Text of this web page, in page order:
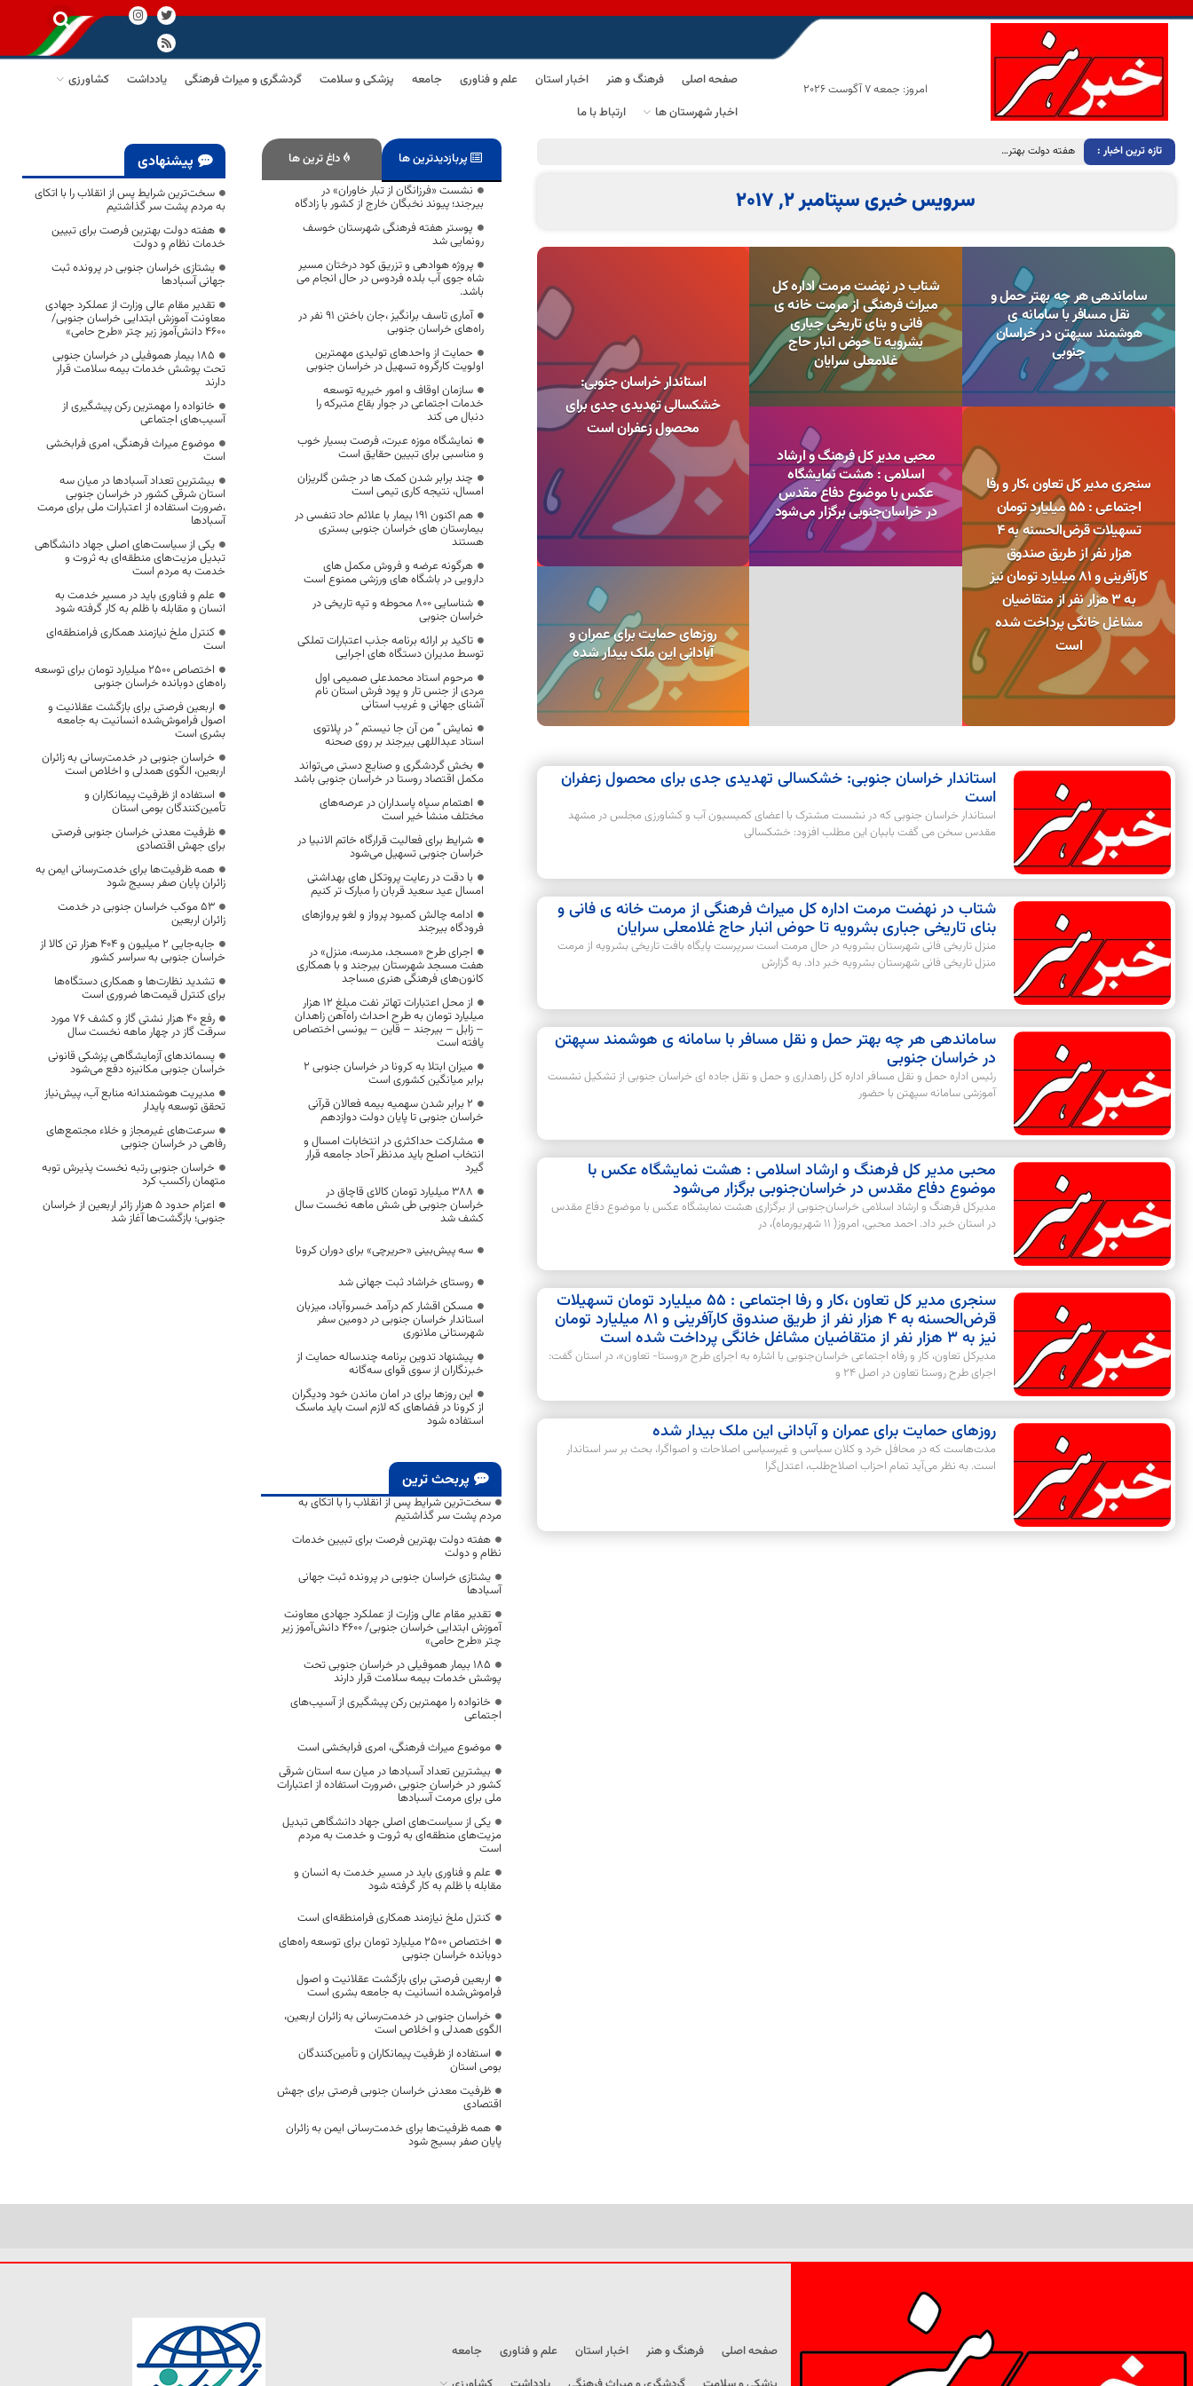
امروز: جمعه 7 آگوست 2026
صفحه اصلی فرهنگ و هنر اخبار استان علم و فناوری جامعه پزشکی و سلامت گردشگری و میراث فرهنگی یادداشت
کشاورزی
اخبار شهرستان ها
ارتباط با ما
تازه ترین اخبار : هفته دولت بهترین فرصت برای تبیین خدمات نظام و دولت
سرویس خبری سپتامبر 2, 2017
استاندار خراسان جنوبی:
خشکسالی تهدیدی جدی برای
محصول زعفران است
شتاب در نهضت مرمت اداره کل
میراث فرهنگی از مرمت خانه ی
فانی و بنای تاریخی جباری
بشرویه تا حوض انبار حاج
غلامعلی سرایان
ساماندهی هر چه بهتر حمل و
نقل مسافر با سامانه ی
هوشمند سپهتن در خراسان
جنوبی
محبی مدیر کل فرهنگ و ارشاد
اسلامی : هشت نمایشگاه
عکس با موضوع دفاع مقدس
در خراسان‌جنوبی برگزار می‌شود
سنجری مدیر کل تعاون ،کار و رفا
اجتماعی : 55 میلیارد تومان
تسهیلات قرض‌الحسنه به 4
هزار نفر از طریق صندوق
کارآفرینی و 81 میلیارد تومان نیز
به 3 هزار نفر از متقاضیان
مشاغل خانگی پرداخت شده
است
روزهای حمایت برای عمران و
آبادانی این ملک بیدار شده
استاندار خراسان جنوبی: خشکسالی تهدیدی جدی برای محصول زعفران
است
استاندار خراسان جنوبی که در نشست مشترک با اعضای کمیسیون آب و کشاورزی مجلس در مشهد
مقدس سخن می گفت بابیان این مطلب افزود: خشکسالی
شتاب در نهضت مرمت اداره کل میراث فرهنگی از مرمت خانه ی فانی و
بنای تاریخی جباری بشرویه تا حوض انبار حاج غلامعلی سرایان
منزل تاریخی فانی شهرستان بشرویه در حال مرمت است سرپرست پایگاه بافت تاریخی بشرویه از مرمت
منزل تاریخی فانی شهرستان بشرویه خبر داد. به گزارش
ساماندهی هر چه بهتر حمل و نقل مسافر با سامانه ی هوشمند سپهتن
در خراسان جنوبی
رئیس اداره حمل و نقل مسافر اداره کل راهداری و حمل و نقل جاده ای خراسان جنوبی از تشکیل نشست
آموزشی سامانه سپهتن با حضور
محبی مدیر کل فرهنگ و ارشاد اسلامی : هشت نمایشگاه عکس با
موضوع دفاع مقدس در خراسان‌جنوبی برگزار می‌شود
مدیرکل فرهنگ و ارشاد اسلامی خراسان‌جنوبی از برگزاری هشت نمایشگاه عکس با موضوع دفاع مقدس
در استان خبر داد. احمد محبی، امروز( 11 شهریورماه)، در
سنجری مدیر کل تعاون ،کار و رفا اجتماعی : 55 میلیارد تومان تسهیلات
قرض‌الحسنه به 4 هزار نفر از طریق صندوق کارآفرینی و 81 میلیارد تومان
نیز به 3 هزار نفر از متقاضیان مشاغل خانگی پرداخت شده است
مدیرکل تعاون، کار و رفاه اجتماعی خراسان‌جنوبی با اشاره به اجرای طرح «روستا- تعاون»، در استان گفت:
اجرای طرح روستا تعاون در اصل 24 و
روزهای حمایت برای عمران و آبادانی این ملک بیدار شده
مدت‌هاست که در محافل خرد و کلان سیاسی و غیرسیاسی اصلاحات و اصواگرا، بحث بر سر استاندار
است. به نظر می‌آید تمام احزاب اصلاح‌طلب، اعتدل‌گرا
پربازدیدترین ها
داغ ترین ها
نشست «فرزانگان از تبار خاوران» در
بیرجند؛ پیوند نخبگان خارج از کشور با زادگاه
پوستر هفته فرهنگی شهرستان خوسف
رونمایی شد
پروژه هوادهی و تزریق کود درختان مسیر
شاه جوی آب بلده فردوس در حال انجام می
باشد.
آماری تاسف برانگیز ،جان باختن ۹۱ نفر در
راه‌‎های خراسان جنوبی
حمایت از واحدهای تولیدی مهمترین
اولویت کارگروه تسهیل در خراسان جنوبی
سازمان اوقاف و امور خیریه توسعه
خدمات اجتماعی در جوار بقاع متبرکه را
دنبال می کند
نمایشگاه موزه عبرت، فرصت بسیار خوب
و مناسبی برای تبیین حقایق است
چند برابر شدن کمک ها در جشن گلریزان
امسال، نتیجه کاری تیمی است
هم اکنون 191 بیمار با علائم حاد تنفسی در
بیمارستان های خراسان جنوبی بستری
هستند
هرگونه عرضه و فروش مکمل های
دارویی در باشگاه های ورزشی ممنوع است
شناسایی ۸۰۰ محوطه و تپه تاریخی در
خراسان جنوبی
تاکید بر ارائه برنامه جذب اعتبارات تملکی
توسط مدیران دستگاه های اجرایی
مرحوم استاد محمدعلی صمیمی اول
مردی از جنس تار و پود فرش استان نام
آشنای جهانی و غریب استانی
نمایش ” من آن جا نیستم ” در پلاتوی
استاد عبداللهی بیرجند بر روی صحنه
بخش گردشگری و صنایع دستی می‌تواند
مکمل اقتصاد روستا در خراسان جنوبی باشد
اهتمام سپاه پاسداران در عرصه‌های
مختلف منشا خیر است
شرایط برای فعالیت قرارگاه خاتم ‌الانبیا در
خراسان جنوبی تسهیل می‌شود
با دقت در رعایت پروتکل های بهداشتی
امسال عید سعید قربان را مبارک تر کنیم
ادامه چالش کمبود پرواز و لغو پروازهای
فرودگاه بیرجند
اجرای طرح «مسجد، مدرسه، منزل» در
هفت مسجد شهرستان بیرجند و با همکاری
کانون‌های فرهنگی هنری مساجد
از محل اعتبارات تهاتر نفت مبلغ ۱۲ هزار
میلیارد تومان به طرح احداث راه‌آهن زاهدان
– زابل – بیرجند – قاین – یونسی اختصاص
یافته است
میزان ابتلا به کرونا در خراسان جنوبی ۲
برابر میانگین کشوری است
۲ برابر شدن سهمیه بیمه فعالان قرآنی
خراسان جنوبی تا پایان دولت دوازدهم
مشارکت حداکثری در انتخابات امسال و
انتخاب اصلح باید مدنظر آحاد جامعه قرار
گیرد
۳۸۸ میلیارد تومان کالای قاچاق در
خراسان جنوبی طی شش ماهه نخست سال
کشف شد
سه پیش‌بینی «حریرچی» برای دوران کرونا
روستای خراشاد ثبت جهانی شد
مسکن اقشار کم درآمد خسروآباد، میزبان
استاندار خراسان جنوبی در دومین سفر
شهرستانی ملانوری
پیشنهاد تدوین برنامه چندساله حمایت از
خبرنگاران از سوی قوای سه‌گانه
این روزها برای در امان ماندن خود ودیگران
از کرونا در فضاهای که لازم است باید ماسک
استفاده شود
پربحث ترین
سخت‌ترین شرایط پس از انقلاب را با اتکای به
مردم پشت سر گذاشتیم
هفته دولت بهترین فرصت برای تبیین خدمات
نظام و دولت
یشتازی خراسان جنوبی در پرونده ثبت جهانی
آسبادها
تقدیر مقام عالی وزارت از عملکرد جهادی معاونت
آموزش ابتدایی خراسان جنوبی/ ۴۶۰۰ دانش‌آموز زیر
چتر «طرح حامی»
۱۸۵ بیمار هموفیلی در خراسان جنوبی تحت
پوشش خدمات بیمه سلامت قرار دارند
خانواده را مهمترین رکن پیشگیری از آسیب‌های
اجتماعی
موضوع میراث فرهنگی، امری فرابخشی است
بیشترین تعداد آسبادها در میان سه استان شرقی
کشور در خراسان جنوبی ،ضرورت استفاده از اعتبارات
ملی برای مرمت آسبادها
یکی از سیاست‌های اصلی جهاد دانشگاهی تبدیل
مزیت‌های منطقه‌ای به ثروت و خدمت به مردم
است
علم و فناوری باید در مسیر خدمت به انسان و
مقابله با ظلم به کار گرفته شود
کنترل ملخ نیازمند همکاری فرامنطقه‌ای است
اختصاص 2500 میلیارد تومان برای توسعه راه‌های
دوبانده خراسان جنوبی
اربعین فرصتی برای بازگشت عقلانیت و اصول
فراموش‌شده انسانیت به جامعه بشری است
خراسان جنوبی در خدمت‌رسانی به زائران اربعین،
الگوی همدلی و اخلاص است
استفاده از ظرفیت پیمانکاران و تأمین‌کنندگان
بومی استان
ظرفیت معدنی خراسان جنوبی فرصتی برای جهش
اقتصادی
همه ظرفیت‌ها برای خدمت‌رسانی ایمن به زائران
پایان صفر بسیج شود
پیشنهادی
سخت‌ترین شرایط پس از انقلاب را با اتکای
به مردم پشت سر گذاشتیم
هفته دولت بهترین فرصت برای تبیین
خدمات نظام و دولت
یشتازی خراسان جنوبی در پرونده ثبت
جهانی آسبادها
تقدیر مقام عالی وزارت از عملکرد جهادی
معاونت آموزش ابتدایی خراسان جنوبی/
۴۶۰۰ دانش‌آموز زیر چتر «طرح حامی»
۱۸۵ بیمار هموفیلی در خراسان جنوبی
تحت پوشش خدمات بیمه سلامت قرار
دارند
خانواده را مهمترین رکن پیشگیری از
آسیب‌های اجتماعی
موضوع میراث فرهنگی، امری فرابخشی
است
بیشترین تعداد آسبادها در میان سه
استان شرقی کشور در خراسان جنوبی
،ضرورت استفاده از اعتبارات ملی برای مرمت
آسبادها
یکی از سیاست‌های اصلی جهاد دانشگاهی
تبدیل مزیت‌های منطقه‌ای به ثروت و
خدمت به مردم است
علم و فناوری باید در مسیر خدمت به
انسان و مقابله با ظلم به کار گرفته شود
کنترل ملخ نیازمند همکاری فرامنطقه‌ای
است
اختصاص 2500 میلیارد تومان برای توسعه
راه‌های دوبانده خراسان جنوبی
اربعین فرصتی برای بازگشت عقلانیت و
اصول فراموش‌شده انسانیت به جامعه
بشری است
خراسان جنوبی در خدمت‌رسانی به زائران
اربعین، الگوی همدلی و اخلاص است
استفاده از ظرفیت پیمانکاران و
تأمین‌کنندگان بومی استان
ظرفیت معدنی خراسان جنوبی فرصتی
برای جهش اقتصادی
همه ظرفیت‌ها برای خدمت‌رسانی ایمن به
زائران پایان صفر بسیج شود
53 موکب خراسان جنوبی در خدمت
زائران اربعین
جابه‌جایی 2 میلیون و 404 هزار تن کالا از
خراسان جنوبی به سراسر کشور
تشدید نظارت‌ها و همکاری دستگاه‌ها
برای کنترل قیمت‌ها ضروری است
رفع 40 هزار نشتی گاز و کشف 76 مورد
سرقت گاز در چهار ماهه نخست سال
پسماندهای آزمایشگاهی پزشکی قانونی
خراسان جنوبی مکانیزه دفع می‌شود
مدیریت هوشمندانه منابع آب، پیش‌نیاز
تحقق توسعه پایدار
سرعت‌های غیرمجاز و خلاء مجتمع‌های
رفاهی در خراسان جنوبی
خراسان جنوبی رتبه نخست پذیرش توبه
متهمان راکسب کرد
اعزام حدود 5 هزار زائر اربعین از خراسان
جنوبی؛ بازگشت‌ها آغاز شد
صفحه اصلی فرهنگ و هنر اخبار استان علم و فناوری
جامعه